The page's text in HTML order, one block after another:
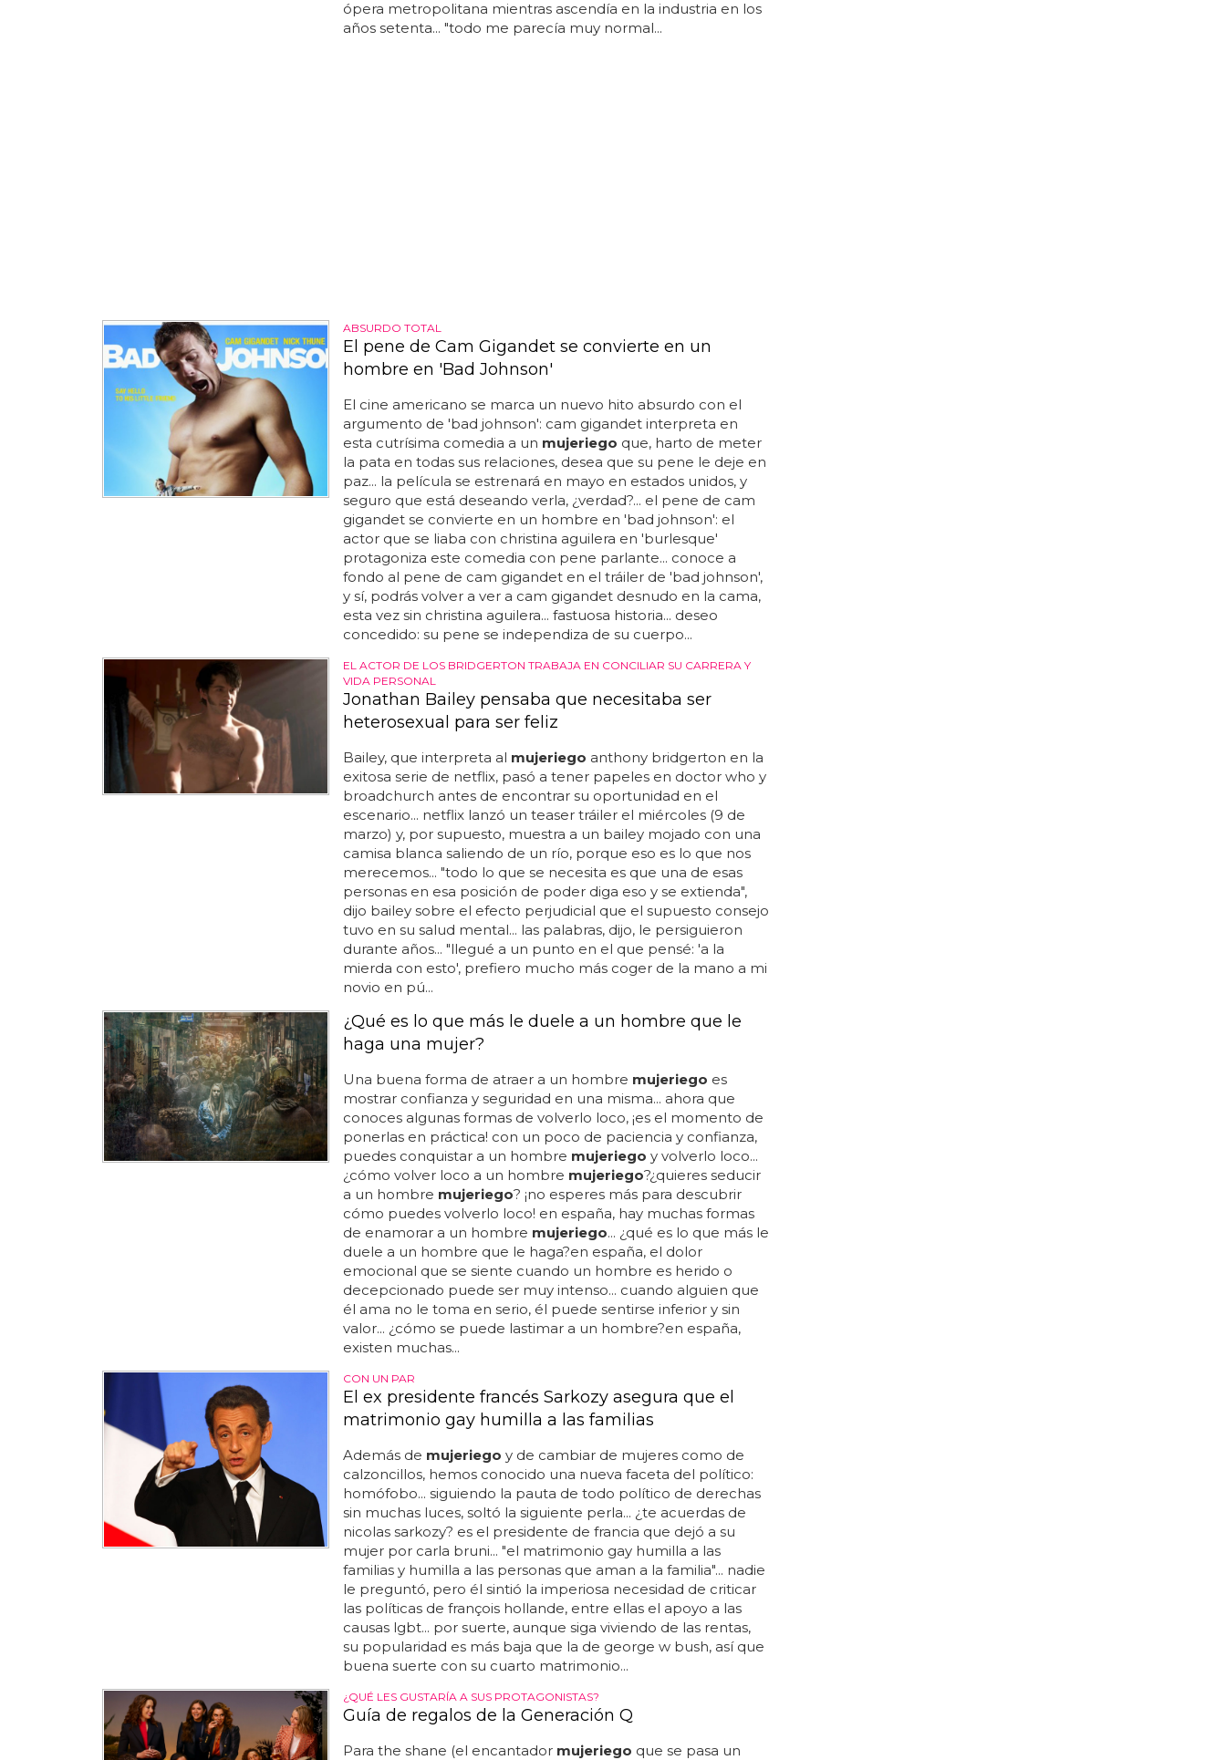
ópera metropolitana mientras ascendía en la industria en los
años setenta... "todo me parecía muy normal...
ABSURDO TOTAL
El pene de Cam Gigandet se convierte en un
hombre en 'Bad Johnson'
El cine americano se marca un nuevo hito absurdo con el
argumento de 'bad johnson': cam gigandet interpreta en
esta cutrísima comedia a un mujeriego que, harto de meter
la pata en todas sus relaciones, desea que su pene le deje en
paz... la película se estrenará en mayo en estados unidos, y
seguro que está deseando verla, ¿verdad?... el pene de cam
gigandet se convierte en un hombre en 'bad johnson': el
actor que se liaba con christina aguilera en 'burlesque'
protagoniza este comedia con pene parlante... conoce a
fondo al pene de cam gigandet en el tráiler de 'bad johnson',
y sí, podrás volver a ver a cam gigandet desnudo en la cama,
esta vez sin christina aguilera... fastuosa historia... deseo
concedido: su pene se independiza de su cuerpo...
EL ACTOR DE LOS BRIDGERTON TRABAJA EN CONCILIAR SU CARRERA Y
VIDA PERSONAL
Jonathan Bailey pensaba que necesitaba ser
heterosexual para ser feliz
Bailey, que interpreta al mujeriego anthony bridgerton en la
exitosa serie de netflix, pasó a tener papeles en doctor who y
broadchurch antes de encontrar su oportunidad en el
escenario... netflix lanzó un teaser tráiler el miércoles (9 de
marzo) y, por supuesto, muestra a un bailey mojado con una
camisa blanca saliendo de un río, porque eso es lo que nos
merecemos... "todo lo que se necesita es que una de esas
personas en esa posición de poder diga eso y se extienda",
dijo bailey sobre el efecto perjudicial que el supuesto consejo
tuvo en su salud mental... las palabras, dijo, le persiguieron
durante años... "llegué a un punto en el que pensé: 'a la
mierda con esto', prefiero mucho más coger de la mano a mi
novio en pú...
¿Qué es lo que más le duele a un hombre que le
haga una mujer?
Una buena forma de atraer a un hombre mujeriego es
mostrar confianza y seguridad en una misma... ahora que
conoces algunas formas de volverlo loco, ¡es el momento de
ponerlas en práctica! con un poco de paciencia y confianza,
puedes conquistar a un hombre mujeriego y volverlo loco...
¿cómo volver loco a un hombre mujeriego?¿quieres seducir
a un hombre mujeriego? ¡no esperes más para descubrir
cómo puedes volverlo loco! en españa, hay muchas formas
de enamorar a un hombre mujeriego... ¿qué es lo que más le
duele a un hombre que le haga?en españa, el dolor
emocional que se siente cuando un hombre es herido o
decepcionado puede ser muy intenso... cuando alguien que
él ama no le toma en serio, él puede sentirse inferior y sin
valor... ¿cómo se puede lastimar a un hombre?en españa,
existen muchas...
CON UN PAR
El ex presidente francés Sarkozy asegura que el
matrimonio gay humilla a las familias
Además de mujeriego y de cambiar de mujeres como de
calzoncillos, hemos conocido una nueva faceta del político:
homófobo... siguiendo la pauta de todo político de derechas
sin muchas luces, soltó la siguiente perla... ¿te acuerdas de
nicolas sarkozy? es el presidente de francia que dejó a su
mujer por carla bruni... "el matrimonio gay humilla a las
familias y humilla a las personas que aman a la familia"... nadie
le preguntó, pero él sintió la imperiosa necesidad de criticar
las políticas de françois hollande, entre ellas el apoyo a las
causas lgbt... por suerte, aunque siga viviendo de las rentas,
su popularidad es más baja que la de george w bush, así que
buena suerte con su cuarto matrimonio...
¿QUÉ LES GUSTARÍA A SUS PROTAGONISTAS?
Guía de regalos de la Generación Q
Para the shane (el encantador mujeriego que se pasa un